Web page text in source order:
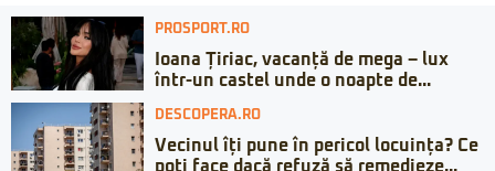
PROSPORT.RO
Ioana Țiriac, vacanță de mega – lux
într-un castel unde o noapte de...
DESCOPERA.RO
Vecinul îți pune în pericol locuința? Ce
poți face dacă refuză să remedieze...